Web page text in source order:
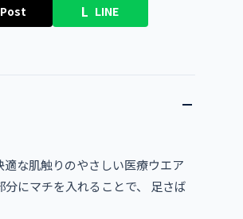
Post L LINE
な肌触りのやさしい医療ウエア
にマチを入れることで、 足さば